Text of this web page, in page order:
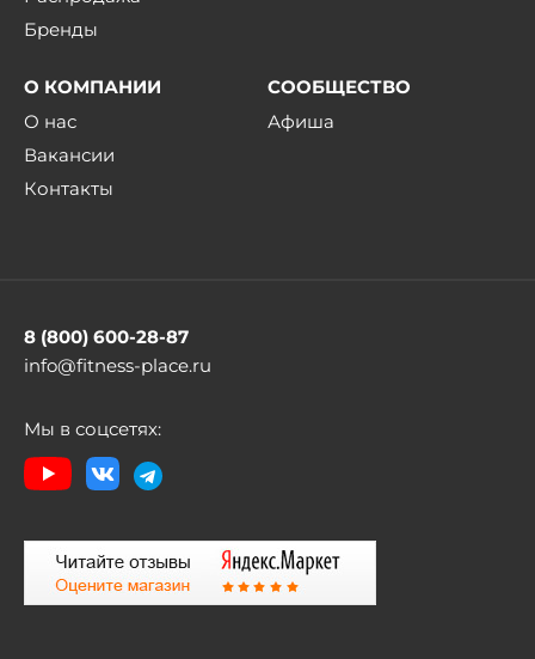
Бренды
О КОМПАНИИ
О нас
Вакансии
Контакты
СООБЩЕСТВО
Афиша
8 (800) 600-28-87
info@fitness-place.ru
Мы в соцсетях: